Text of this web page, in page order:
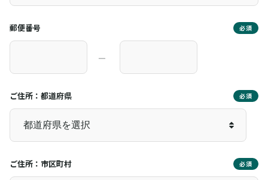
郵便番号 必須
―
ご住所：都道府県 必須
ご住所：市区町村 必須